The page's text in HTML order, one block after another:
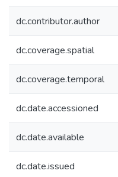
dc.contributor.author
dc.coverage.spatial
dc.coverage.temporal
dc.date.accessioned
dc.date.available
dc.date.issued